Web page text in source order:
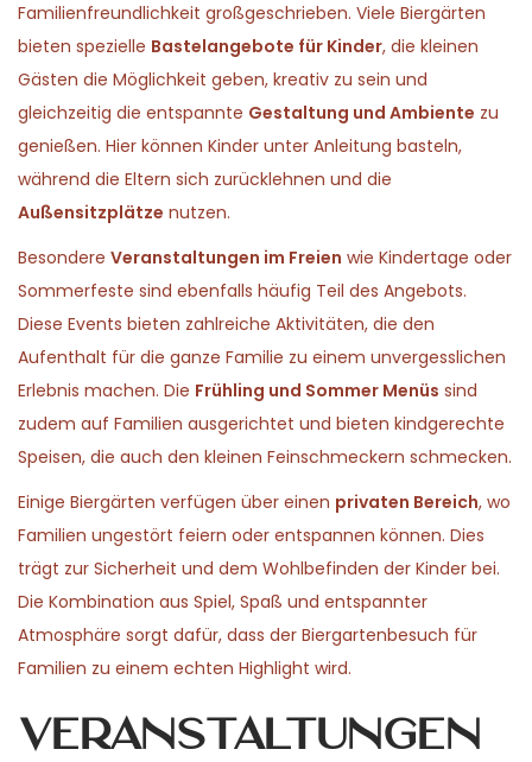
Familienfreundlichkeit großgeschrieben. Viele Biergärten
bieten spezielle Bastelangebote für Kinder, die kleinen
Gästen die Möglichkeit geben, kreativ zu sein und
gleichzeitig die entspannte Gestaltung und Ambiente zu
genießen. Hier können Kinder unter Anleitung basteln,
während die Eltern sich zurücklehnen und die
Außensitzplätze nutzen.
Besondere Veranstaltungen im Freien wie Kindertage oder
Sommerfeste sind ebenfalls häufig Teil des Angebots.
Diese Events bieten zahlreiche Aktivitäten, die den
Aufenthalt für die ganze Familie zu einem unvergesslichen
Erlebnis machen. Die Frühling und Sommer Menüs sind
zudem auf Familien ausgerichtet und bieten kindgerechte
Speisen, die auch den kleinen Feinschmeckern schmecken.
Einige Biergärten verfügen über einen privaten Bereich, wo
Familien ungestört feiern oder entspannen können. Dies
trägt zur Sicherheit und dem Wohlbefinden der Kinder bei.
Die Kombination aus Spiel, Spaß und entspannter
Atmosphäre sorgt dafür, dass der Biergartenbesuch für
Familien zu einem echten Highlight wird.
Veranstaltungen